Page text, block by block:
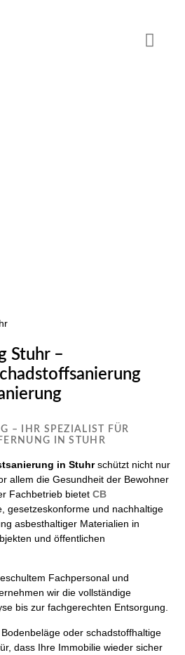
Stuhr –
– IHR SPEZIALIST FÜR
IN STUHR
in Stuhrschützt nicht nur
allem die Gesundheit der Bewohner
Fachbetrieb bietet CB
gesetzeskonforme und nachhaltige
asbesthaltiger Materialien in
und öffentlichen
Fachpersonal und
wir die vollständige
bis zur fachgerechten Entsorgung.
oder schadstoffhaltige
dass Ihre Immobilie wieder sicher